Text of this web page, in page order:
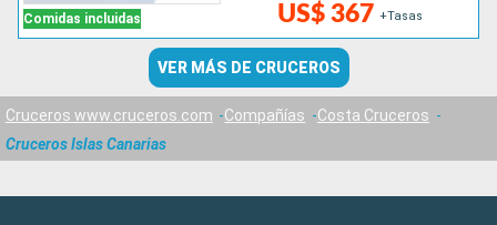
Comidas incluidas US$ 367 +Tasas
VER MÁS DE CRUCEROS
Cruceros www.cruceros.com Compañías
Costa Cruceros
Cruceros Islas Canarias